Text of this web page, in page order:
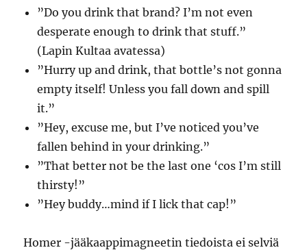
”Do you drink that brand? I’m not even
desperate enough to drink that stuff.”
(Lapin Kultaa avatessa)
”Hurry up and drink, that bottle’s not gonna
empty itself! Unless you fall down and spill
it.”
”Hey, excuse me, but I’ve noticed you’ve
fallen behind in your drinking.”
”That better not be the last one ‘cos I’m still
thirsty!”
”Hey buddy…mind if I lick that cap!”
Homer -jääkaappimagneetin tiedoista ei selviä